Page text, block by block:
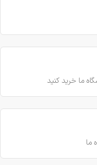
ما خرید کنید
ما